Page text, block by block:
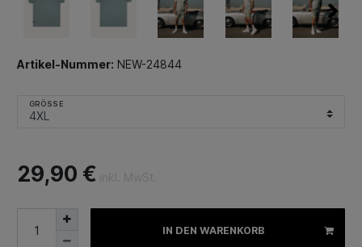
Artikel-Nummer: NEW-24844
GRÖSSE
29,90 €
IN DEN WARENKORB